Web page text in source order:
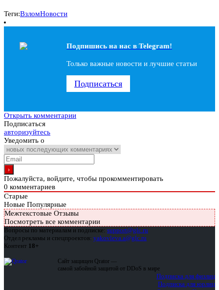
Теги:ВзломНовости
Подпишись на наc в Telegram!
Только важные новости и лучшие статьи
Подписаться
Открыть комментарии
Подписаться
авторизуйтесь
Уведомить о
Пожалуйста, войдите, чтобы прокомментировать
0 комментариев
Старые
Новые Популярные
Межтекстовые Отзывы
Посмотреть все комментарии
Вопросы по материалам и подписке: support@glc.ru
Отдел рекламы и спецпроектов: yakovleva.a@glc.ru
Контент 18+
Сайт защищен Qrator —
самой забойной защитой от DDoS в мире
Подписка для физлиц
Подписка для юрлиц